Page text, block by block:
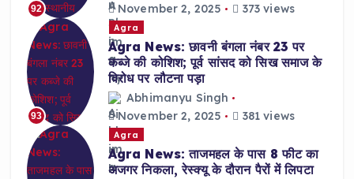
92
November 2, 2025
373 views
93
Agra
Agra News: छावनी बंगला नंबर 23 पर
कब्जे की कोशिश; पूर्व सांसद को सिख समाज के
विरोध पर लौटना पड़ा
Abhimanyu Singh
November 2, 2025
381 views
Agra
Agra News: ताजमहल के पास 8 फीट का
अजगर निकला, रेस्क्यू के दौरान पैरों में लिपटा